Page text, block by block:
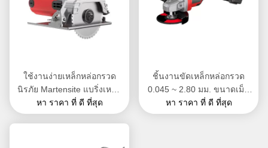
ใช้งานง่ายเหล็กหล่อกรวด
นิรภัย Martensite แบริ่งเหล็ก
กรวดเป็นมิตรกับสิ่งแวดล้อม
หา ราคา ที่ ดี ที่สุด
ชิ้นงานขัดเหล็กหล่อกรวด
0.045 ~ 2.80 มม. ขนาดเม็ด
ขัดมีเสถียรภาพ
หา ราคา ที่ ดี ที่สุด